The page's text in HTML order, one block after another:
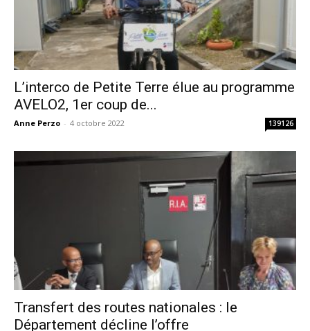
L’interco de Petite Terre élue au programme
AVELO2, 1er coup de...
Anne Perzo - 4 octobre 2022 139126
Transfert des routes nationales : le
Département décline l’offre